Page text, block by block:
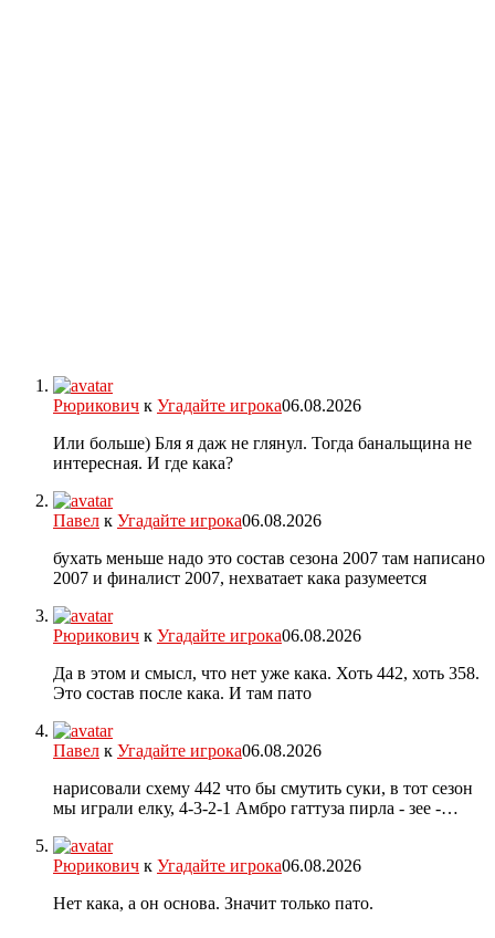
Рюрикович к Угадайте игрока06.08.2026
Или больше) Бля я даж не глянул. Тогда банальщина не
интересная. И где кака?
Павел к Угадайте игрока06.08.2026
бухать меньше надо это состав сезона 2007 там написано
2007 и финалист 2007, нехватает кака разумеется
Рюрикович к Угадайте игрока06.08.2026
Да в этом и смысл, что нет уже кака. Хоть 442, хоть 358.
Это состав после кака. И там пато
Павел к Угадайте игрока06.08.2026
нарисовали схему 442 что бы смутить суки, в тот сезон
мы играли елку, 4-3-2-1 Амбро гаттуза пирла - зее -…
Рюрикович к Угадайте игрока06.08.2026
Нет кака, а он основа. Значит только пато.